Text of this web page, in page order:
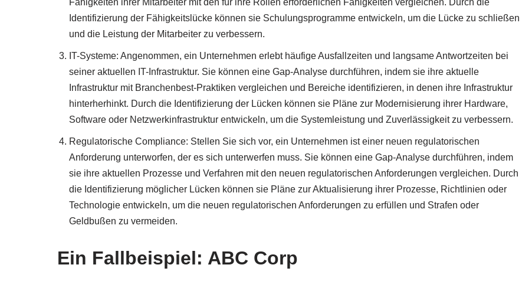
Fähigkeiten ihrer Mitarbeiter mit den für ihre Rollen erforderlichen Fähigkeiten vergleichen. Durch die
Identifizierung der Fähigkeitslücke können sie Schulungsprogramme entwickeln, um die Lücke zu schließen
und die Leistung der Mitarbeiter zu verbessern.
IT-Systeme: Angenommen, ein Unternehmen erlebt häufige Ausfallzeiten und langsame Antwortzeiten bei
seiner aktuellen IT-Infrastruktur. Sie können eine Gap-Analyse durchführen, indem sie ihre aktuelle
Infrastruktur mit Branchenbest-Praktiken vergleichen und Bereiche identifizieren, in denen ihre Infrastruktur
hinterherhinkt. Durch die Identifizierung der Lücken können sie Pläne zur Modernisierung ihrer Hardware,
Software oder Netzwerkinfrastruktur entwickeln, um die Systemleistung und Zuverlässigkeit zu verbessern.
Regulatorische Compliance: Stellen Sie sich vor, ein Unternehmen ist einer neuen regulatorischen
Anforderung unterworfen, der es sich unterwerfen muss. Sie können eine Gap-Analyse durchführen, indem
sie ihre aktuellen Prozesse und Verfahren mit den neuen regulatorischen Anforderungen vergleichen. Durch
die Identifizierung möglicher Lücken können sie Pläne zur Aktualisierung ihrer Prozesse, Richtlinien oder
Technologie entwickeln, um die neuen regulatorischen Anforderungen zu erfüllen und Strafen oder
Geldbußen zu vermeiden.
Ein Fallbeispiel: ABC Corp